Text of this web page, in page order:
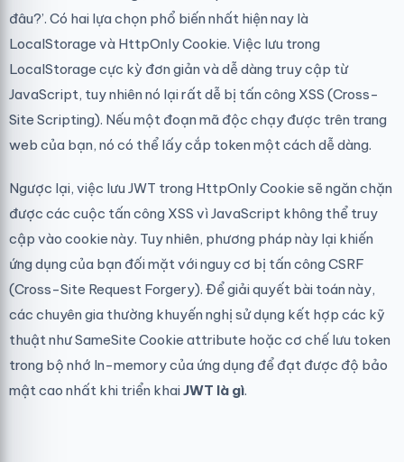
đâu?’. Có hai lựa chọn phổ biến nhất hiện nay là
LocalStorage và HttpOnly Cookie. Việc lưu trong
LocalStorage cực kỳ đơn giản và dễ dàng truy cập từ
JavaScript, tuy nhiên nó lại rất dễ bị tấn công XSS (Cross-
Site Scripting). Nếu một đoạn mã độc chạy được trên trang
web của bạn, nó có thể lấy cắp token một cách dễ dàng.
Ngược lại, việc lưu JWT trong HttpOnly Cookie sẽ ngăn chặn
được các cuộc tấn công XSS vì JavaScript không thể truy
cập vào cookie này. Tuy nhiên, phương pháp này lại khiến
ứng dụng của bạn đối mặt với nguy cơ bị tấn công CSRF
(Cross-Site Request Forgery). Để giải quyết bài toán này,
các chuyên gia thường khuyến nghị sử dụng kết hợp các kỹ
thuật như SameSite Cookie attribute hoặc cơ chế lưu token
trong bộ nhớ In-memory của ứng dụng để đạt được độ bảo
mật cao nhất khi triển khaiJWT là gì.